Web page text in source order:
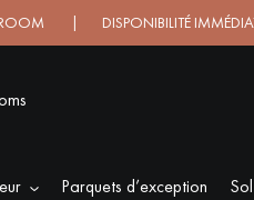
| DISPONIBILITÉ
Parquets d’exception